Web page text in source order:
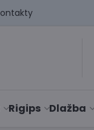
Rigips Dlažba